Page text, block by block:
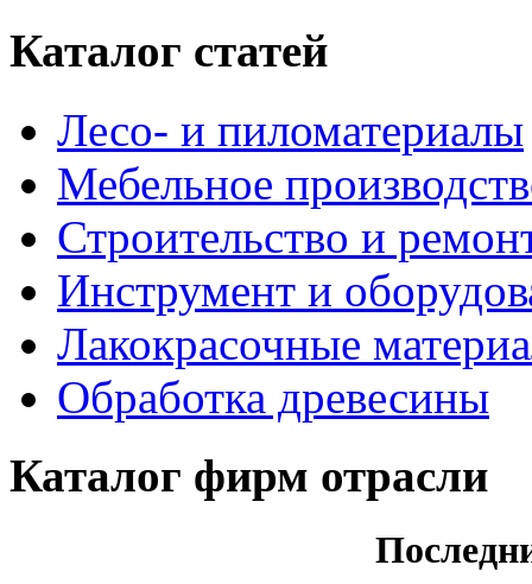
Каталог статей
Лесо- и пиломатериалы
Мебельное
Строительство и
Инструмент и
Лакокрасочные
Обработка древесины
Каталог фирм отрасли